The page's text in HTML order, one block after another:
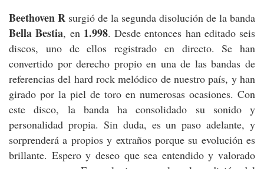
Beethoven R surgió de la segunda disolución de la banda
Bella Bestia, en 1.998. Desde entonces han editado seis
discos, uno de ellos registrado en directo. Se han
convertido por derecho propio en una de las bandas de
referencias del hard rock melódico de nuestro país, y han
girado por la piel de toro en numerosas ocasiones. Con
este disco, la banda ha consolidado su sonido y
personalidad propia. Sin duda, es un paso adelante, y
sorprenderá a propios y extraños porque su evolución es
brillante. Espero y deseo que sea entendido y valorado